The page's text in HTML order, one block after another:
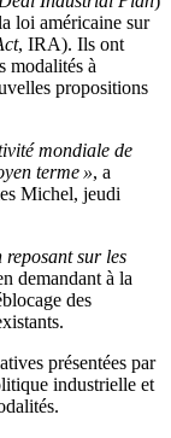
loi américaine sur
, IRA). Ils ont
modalités à
propositions
mondiale de
terme », a
Michel, jeudi
sur les
demandant à la
des
présentées par
industrielle et